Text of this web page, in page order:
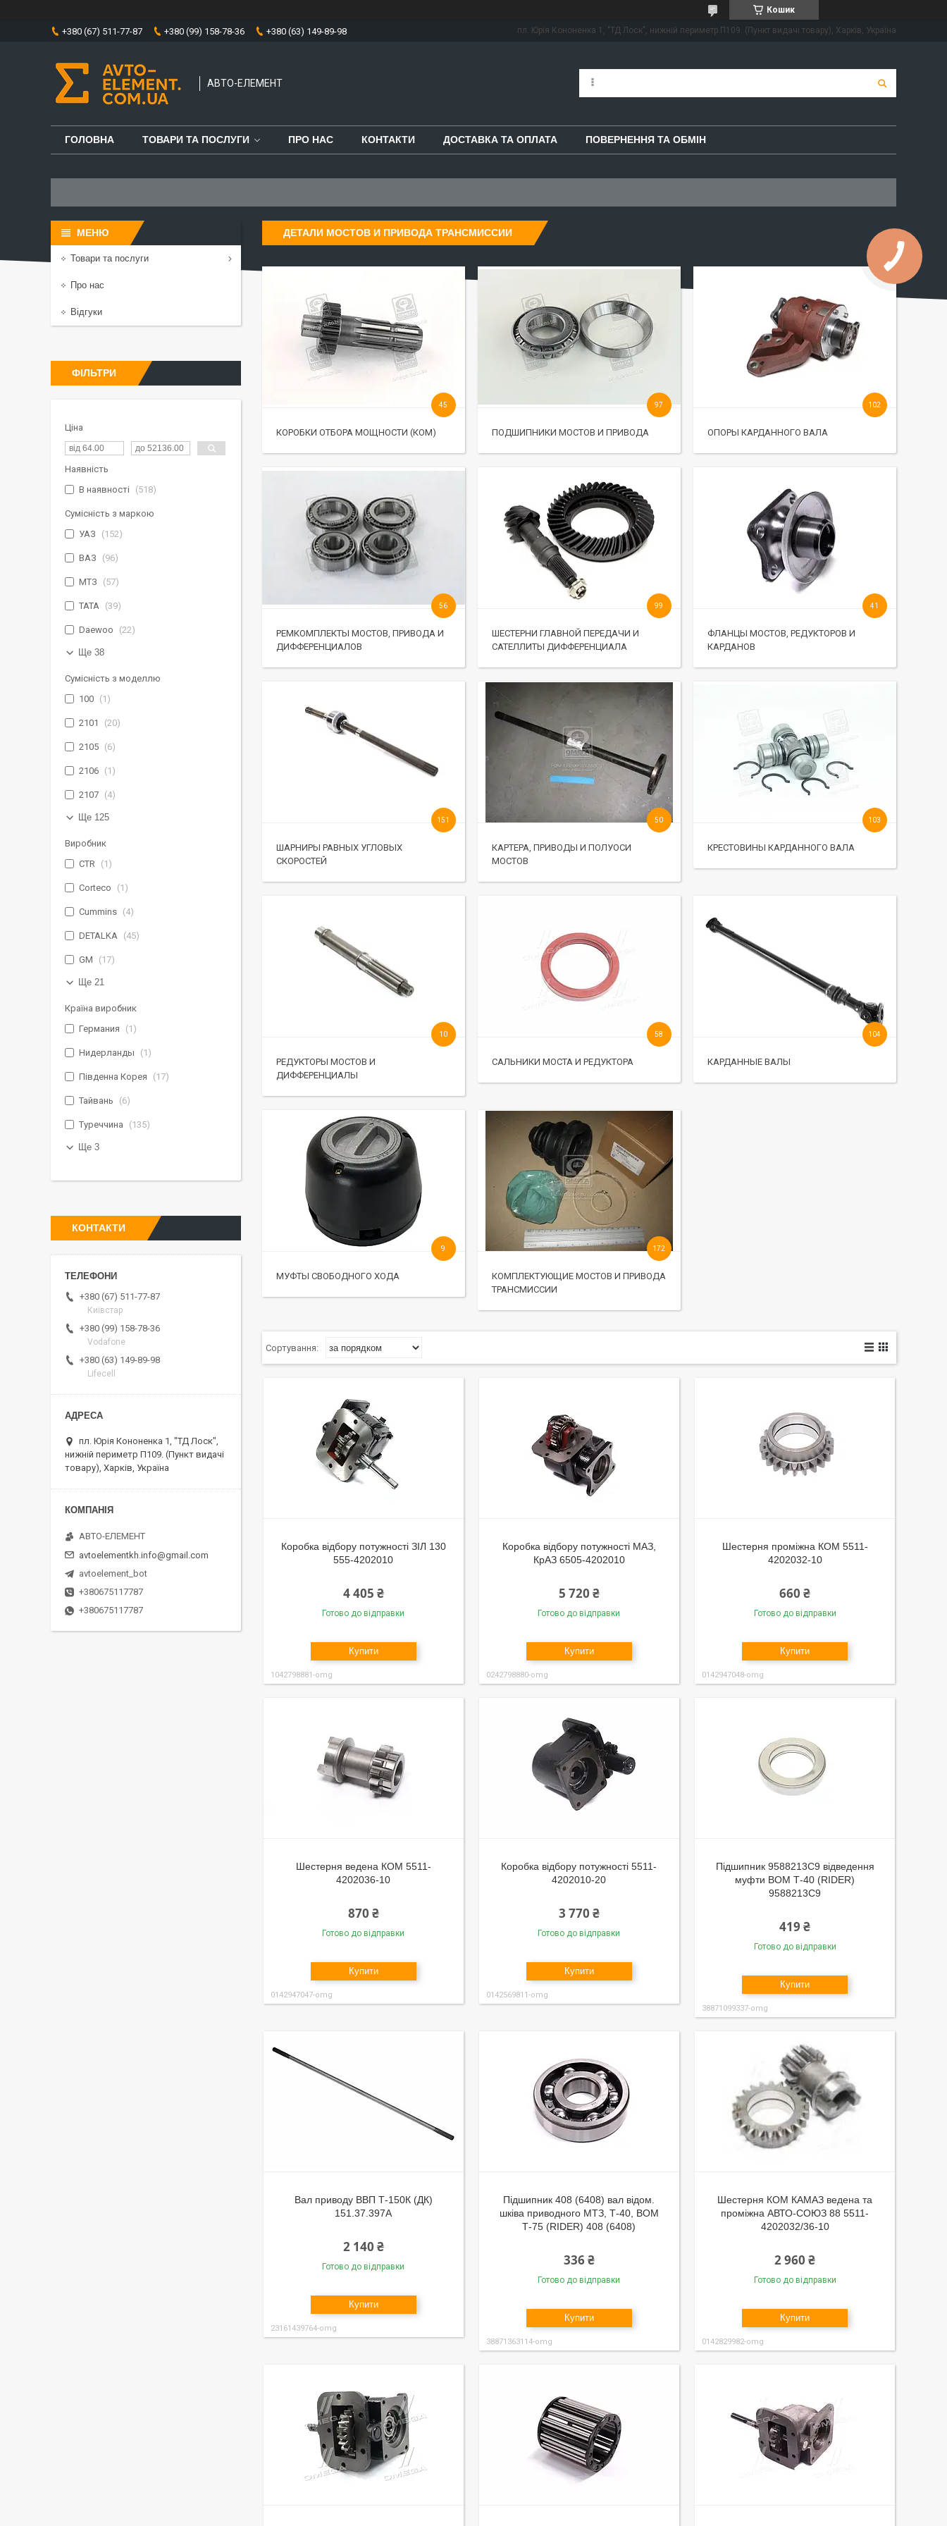
Кошик
+380 (67) 511-77-87 +380 (99) 158-78-36 +380 (63) 149-89-98 пл. Юрія Кононенка 1, "ТД Лоск", нижній периметр П109. (Пункт видачі товару), Харків, Україна
АВТО-ЕЛЕМЕНТ
ГОЛОВНА ТОВАРИ ТА ПОСЛУГИ ПРО НАС КОНТАКТИ ДОСТАВКА ТА ОПЛАТА ПОВЕРНЕННЯ ТА ОБМІН
ДЕТАЛИ МОСТОВ И ПРИВОДА ТРАНСМИССИИ
КОРОБКИ ОТБОРА МОЩНОСТИ (КОМ)
45
ПОДШИПНИКИ МОСТОВ И ПРИВОДА
97
ОПОРЫ КАРДАННОГО ВАЛА
102
РЕМКОМПЛЕКТЫ МОСТОВ, ПРИВОДА И
ДИФФЕРЕНЦИАЛОВ
56
ШЕСТЕРНИ ГЛАВНОЙ ПЕРЕДАЧИ И
САТЕЛЛИТЫ ДИФФЕРЕНЦИАЛА
99
ФЛАНЦЫ МОСТОВ, РЕДУКТОРОВ И
КАРДАНОВ
41
ШАРНИРЫ РАВНЫХ УГЛОВЫХ
СКОРОСТЕЙ
151
КАРТЕРА, ПРИВОДЫ И ПОЛУОСИ
МОСТОВ
50
КРЕСТОВИНЫ КАРДАННОГО ВАЛА
103
РЕДУКТОРЫ МОСТОВ И
ДИФФЕРЕНЦИАЛЫ
10
САЛЬНИКИ МОСТА И РЕДУКТОРА
58
КАРДАННЫЕ ВАЛЫ
104
МУФТЫ СВОБОДНОГО ХОДА
9
КОМПЛЕКТУЮЩИЕ МОСТОВ И ПРИВОДА
ТРАНСМИССИИ
172
Коробка відбору потужності ЗІЛ 130
555-4202010
4 405 ₴
Готово до відправки
Купити
1042798881-omg
Коробка відбору потужності МАЗ,
КрАЗ 6505-4202010
5 720 ₴
Готово до відправки
Купити
0242798880-omg
Шестерня проміжна КОМ 5511-
4202032-10
660 ₴
Готово до відправки
Купити
0142947048-omg
Шестерня ведена КОМ 5511-
4202036-10
870 ₴
Готово до відправки
Купити
0142947047-omg
Коробка відбору потужності 5511-
4202010-20
3 770 ₴
Готово до відправки
Купити
0142569811-omg
Підшипник 9588213С9 відведення
муфти ВОМ Т-40 (RIDER)
9588213С9
419 ₴
Готово до відправки
Купити
38871099337-omg
Вал приводу ВВП Т-150К (ДК)
151.37.397А
2 140 ₴
Готово до відправки
Купити
23161439764-omg
Підшипник 408 (6408) вал відом.
шківа приводного МТЗ, Т-40, ВОМ
Т-75 (RIDER) 408 (6408)
336 ₴
Готово до відправки
Купити
38871363114-omg
Шестерня КОМ КАМАЗ ведена та
проміжна АВТО-СОЮЗ 88 5511-
4202032/36-10
2 960 ₴
Готово до відправки
Купити
0142829982-omg
Товари та послуги
Про нас
Відгуки
ФІЛЬТРИ
Ціна
Наявність
В наявності
518
Сумісність з маркою
УАЗ
152
ВАЗ 96
МТЗ 57
TATA 39
Daewoo 22
Ще 38
Сумісність з моделлю
100
1
2101 20
2105 6
2106 1
2107 4
Ще 125
Виробник
CTR
1
Corteco 1
Cummins 4
DETALKA 45
GM 17
Ще 21
Країна виробник
Германия
1
Нидерланды 1
Південна Корея 17
Тайвань 6
Туреччина 135
Ще 3
КОНТАКТИ
+380 (67) 511-77-87
Київстар
+380 (99) 158-78-36
Vodafone
+380 (63) 149-89-98
Lifecell
пл. Юрія Кононенка 1, "ТД Лоск",
нижній периметр П109. (Пункт видачі
товару), Харків, Україна
АВТО-ЕЛЕМЕНТ
avtoelementkh.info@gmail.com
avtoelement_bot
+380675117787
+380675117787